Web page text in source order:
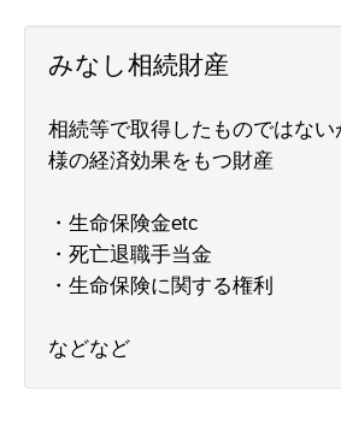
みなし相続財産
相続等で取得したものではない
様の経済効果をもつ財産
・生命保険金etc
・死亡退職手当金
・生命保険に関する権利
などなど